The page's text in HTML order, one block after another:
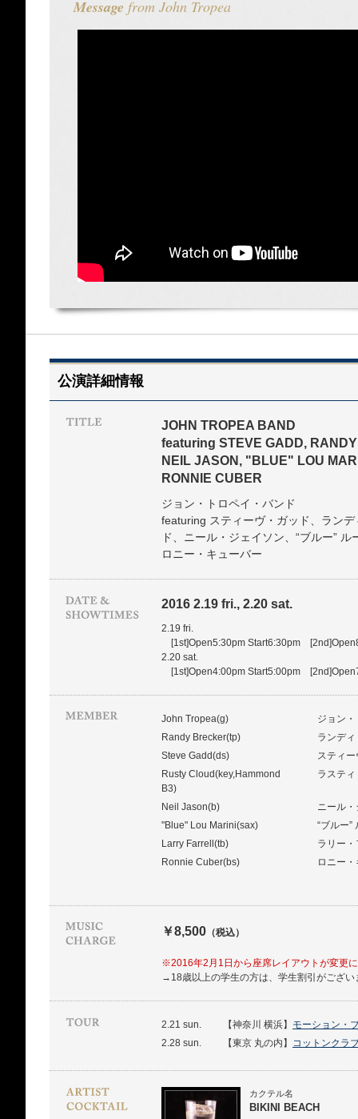
Message from John Tropea
公演詳細情報
JOHN TROPEA BAND
featuring STEVE GADD,
NEIL JASON, "BLUE" LOU
RONNIE CUBER
ジョン・トロペイ・バンド
featuring スティーヴ・ガッド、ラン
ド、ニール・ジェイソン、“ブルー”
ロニー・キューバー
2016 2.19 fri., 2.20 sat.
2.19 fri.
[1st]Open5:30pm Start6:30pm
2.20 sat.
[1st]Open4:00pm Start5:00pm
John Tropea(g)
ジョン
Randy Brecker(tp)
ランデ
Steve Gadd(ds)
スティ
Rusty Cloud(key,Hammond
B3)
ラステ
Neil Jason(b)
ニール
"Blue" Lou Marini(sax)
“ブルー
Larry Farrell(tb)
ラリー
Ronnie Cuber(bs)
ロニー
￥8,500 （税込）
※2016年2月1日から座席レイアウトが変更
→18歳以上の学生の方は、学生割引がござい
2.21 sun. 【神奈川 横浜】 モーション・
2.28 sun.
【東京 丸の内】 コットンクラ
カクテル名
BIKINI BEACH